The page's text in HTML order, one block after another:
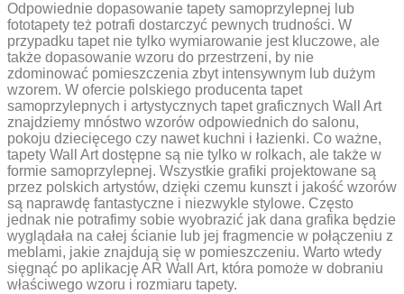
Odpowiednie dopasowanie tapety samoprzylepnej lub
fototapety też potrafi dostarczyć pewnych trudności. W
przypadku tapet nie tylko wymiarowanie jest kluczowe, ale
także dopasowanie wzoru do przestrzeni, by nie
zdominować pomieszczenia zbyt intensywnym lub dużym
wzorem. W ofercie polskiego producenta tapet
samoprzylepnych i artystycznych tapet graficznych Wall Art
znajdziemy mnóstwo wzorów odpowiednich do salonu,
pokoju dziecięcego czy nawet kuchni i łazienki. Co ważne,
tapety Wall Art dostępne są nie tylko w rolkach, ale także w
formie samoprzylepnej. Wszystkie grafiki projektowane są
przez polskich artystów, dzięki czemu kunszt i jakość wzorów
są naprawdę fantastyczne i niezwykle stylowe. Często
jednak nie potrafimy sobie wyobrazić jak dana grafika będzie
wyglądała na całej ścianie lub jej fragmencie w połączeniu z
meblami, jakie znajdują się w pomieszczeniu. Warto wtedy
sięgnąć po aplikację AR Wall Art, która pomoże w dobraniu
właściwego wzoru i rozmiaru tapety.